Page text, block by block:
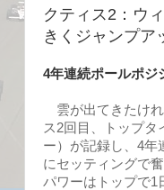
クティス2：ウ
きくジャンプア
4年連続ポールポジ
雲が出てきたけ
ス2回目、トップタ
ー）が記録し、4年
にセッティングで
パワーはトップで1